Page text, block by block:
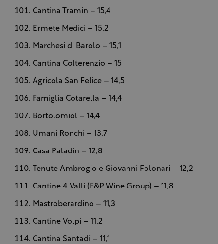
Cantina Tramin – 15,4
Ermete Medici – 15,2
Marchesi di Barolo – 15,1
Cantina Colterenzio – 15
Agricola San Felice – 14,5
Famiglia Cotarella – 14,4
Bortolomiol – 14,4
Umani Ronchi – 13,7
Casa Paladin – 12,8
Tenute Ambrogio e Giovanni Folonari – 12,2
Cantine 4 Valli (F&P Wine Group) – 11,8
Mastroberardino – 11,3
Cantine Volpi – 11,2
Cantina Santadi – 11,1